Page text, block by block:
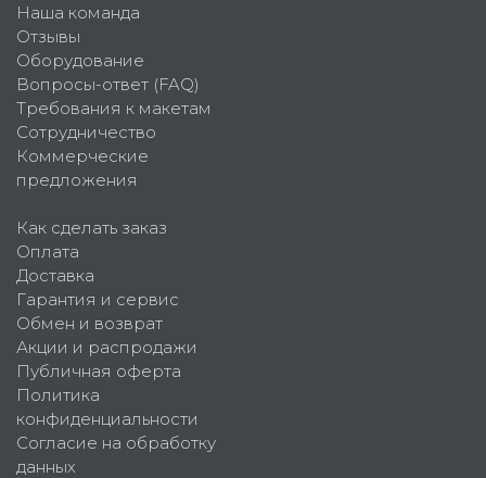
Наша команда
Отзывы
Оборудование
Вопросы-ответ (FAQ)
Требования к макетам
Сотрудничество
Коммерческие
предложения
Как сделать заказ
Оплата
Доставка
Гарантия и сервис
Обмен и возврат
Акции и распродажи
Публичная оферта
Политика
конфиденциальности
Согласие на обработку
данных